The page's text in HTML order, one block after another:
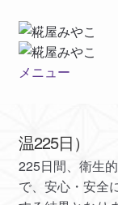
ナ
ビ
ゲ
ョ
ン
へ
ス
コ
ン
テ
へ
ス
キ
ッ
メニュー
素敵な仲間達
ショップ
温225日）
225日間、衛生
で、安心・安全